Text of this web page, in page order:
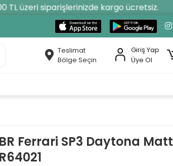
TL üzeri siparişlerinizde kargo ücretsiz.
Teslimat
Bölge Seçin
Giriş Yap
Üye Ol
Ferrari SP3 Daytona Matt